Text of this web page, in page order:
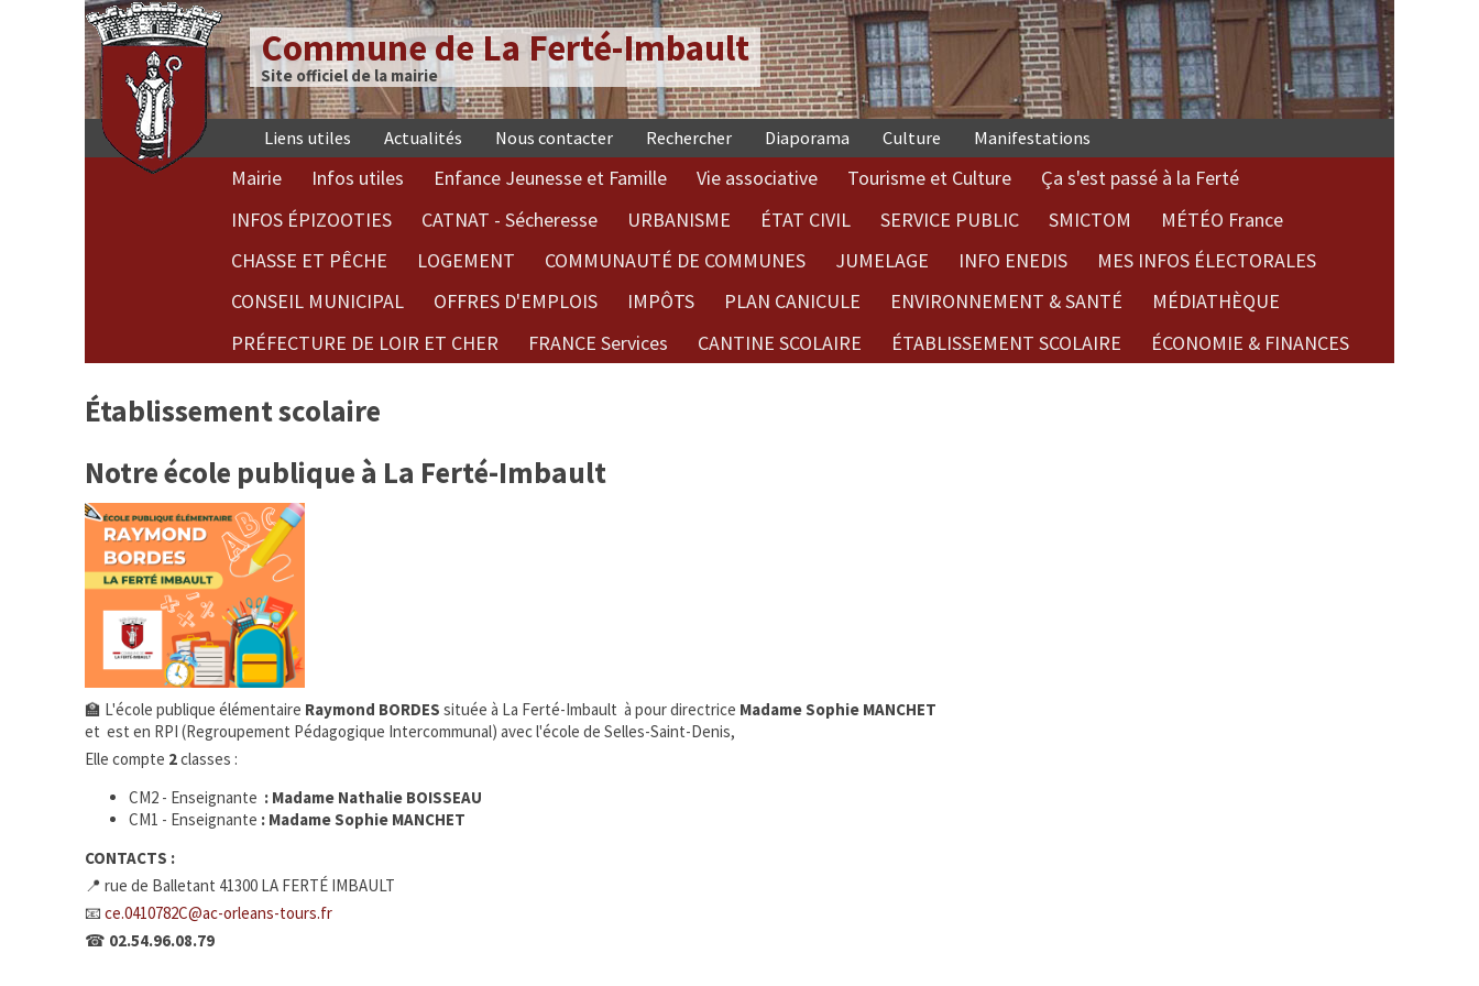
Commune de La Ferté-Imbault
Site officiel de la mairie
Liens utiles Actualités Nous contacter Rechercher Diaporama Culture Manifestations
Mairie Infos utiles Enfance Jeunesse et Famille Vie associative Tourisme et Culture
Ça s'est passé à la Ferté
INFOS ÉPIZOOTIES
CATNAT - Sécheresse URBANISME ÉTAT CIVIL SERVICE PUBLIC SMICTOM
MÉTÉO France
CHASSE ET PÊCHE
LOGEMENT COMMUNAUTÉ DE COMMUNES JUMELAGE INFO ENEDIS
MES INFOS ÉLECTORALES
CONSEIL MUNICIPAL
OFFRES D'EMPLOIS IMPÔTS PLAN CANICULE ENVIRONNEMENT & SANTÉ
MÉDIATHÈQUE
PRÉFECTURE DE LOIR ET CHER
FRANCE Services CANTINE SCOLAIRE ÉTABLISSEMENT SCOLAIRE ÉCONOMIE & FINANCES
Établissement scolaire
Notre école publique à La Ferté-Imbault
🏫 L'école publique élémentaire Raymond BORDES située à La Ferté-Imbault à pour directrice Madame Sophie MANCHET
et est en RPI (Regroupement Pédagogique Intercommunal) avec l'école de Selles-Saint-Denis,
Elle compte 2classes :
CM2 - Enseignante : Madame Nathalie BOISSEAU
CM1 - Enseignante : Madame Sophie MANCHET
CONTACTS :
📍 rue de Balletant 41300 LA FERTÉ IMBAULT
📧 ce.0410782C@ac-orleans-tours.fr
☎ 02.54.96.08.79